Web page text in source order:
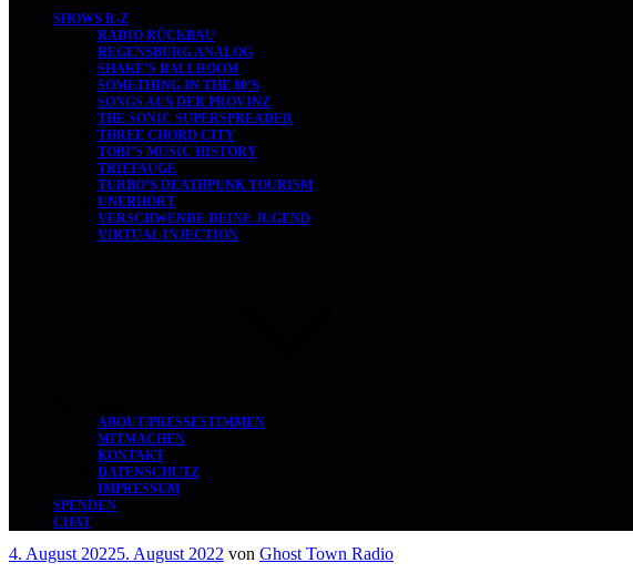
SHOWS R-Z
RADIO RÜCKBAU
REGENSBURG ANALOG
SHAKE’S BALLROOM
SOMETHING IN THE 80’S
SONGS AUS DER PROVINZ
THE SONIC SUPERSPREADER
THREE CHORD CITY
TOBI’S MUSIC HISTORY
TRIEFAUGE
TURBO’S DEATHPUNK TOURISM
UNERHÖRT
VERSCHWENDE DEINE JUGEND
VIRTUAL INJECTION
ABOUT/PRESSESTIMMEN
MITMACHEN
KONTAKT
DATENSCHUTZ
IMPRESSUM
SPENDEN
CHAT
Veröffentlicht
4. August 20225. August 2022 von Ghost Town Radio